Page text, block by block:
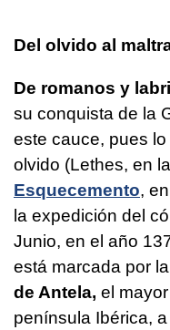
Del olvido al
De romanos y
su conquista de la
este cauce, pues
olvido (Lethes, en
Esquecemento,
la expedición del
Junio, en el año
está marcada por la
de Antela, el
península Ibérica,